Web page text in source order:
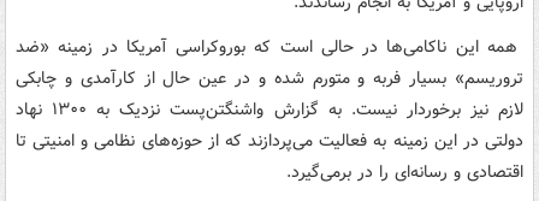
همه این ناکامی‌ها در حالی است که بوروکراسی آمریکا در زمینه «ضد
تروریسم» بسیار فربه و متورم شده و در عین حال از کارآمدی و چابکی
لازم نیز برخوردار نیست. به گزارش واشنگتن‌پست نزدیک به ۱۳۰۰ نهاد
دولتی در این زمینه به فعالیت می‌پردازند که از حوزه‌های نظامی و امنیتی تا
اقتصادی و رسانه‌ای را در برمی‌گیرد.